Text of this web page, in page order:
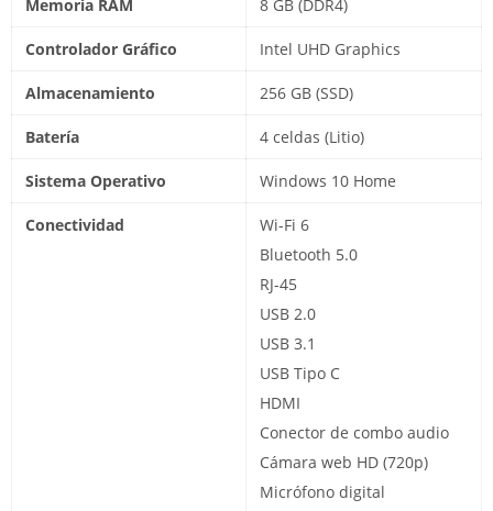
Memoria RAM 8 GB (DDR4)
Controlador Gráfico Intel UHD Graphics
Almacenamiento 256 GB (SSD)
Batería 4 celdas (Litio)
Sistema Operativo Windows 10 Home
Conectividad
Wi-Fi 6
Bluetooth 5.0
RJ-45
USB 2.0
USB 3.1
USB Tipo C
HDMI
Conector de combo audio
Cámara web HD (720p)
Micrófono digital